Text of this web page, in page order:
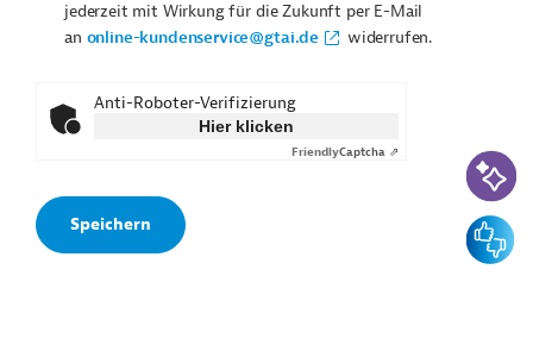
jederzeit mit Wirkung für die Zukunft per E-Mail
an online-kundenservice@gtai.de widerrufen.
Anti-Roboter-Verifizierung
Hier klicken
FriendlyCaptcha ⇗ KI-